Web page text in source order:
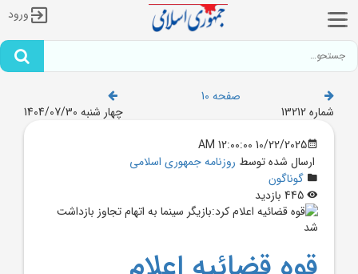
ورود
صفحه 10
شماره 13212
چهار شنبه 1404/07/30
10/22/2025 12:00:00 AM
ارسال شده توسط روزنامه جمهوری اسلامی
گوناگون